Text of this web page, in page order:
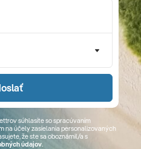
súhlasíte so spracúvaním
na účely zasielania personalizovaných
že ste sa oboznámil/a s
údajov.